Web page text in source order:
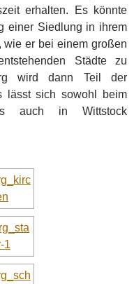
erhalten. Es könnte
einer Siedlung in ihrem
wie er bei einem großen
Städte zu
wird dann Teil der
lässt sich sowohl beim
auch in Wittstock